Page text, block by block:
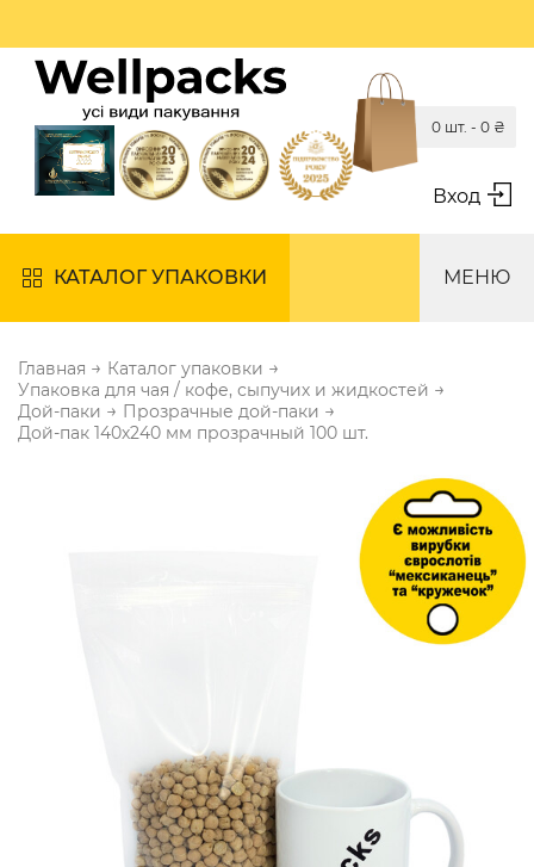
Вход
0 шт. - 0 ₴
КАТАЛОГ УПАКОВКИ МЕНЮ
Главная → Каталог упаковки →
Упаковка для чая / кофе, сыпучих и жидкостей →
Дой-паки → Прозрачные дой-паки →
Дой-пак 140х240 мм прозрачный 100 шт.